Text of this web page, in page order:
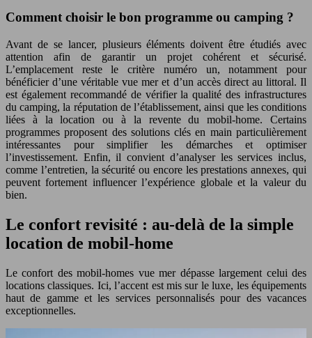
Comment choisir le bon programme ou camping ?
Avant de se lancer, plusieurs éléments doivent être étudiés avec
attention afin de garantir un projet cohérent et sécurisé.
L’emplacement reste le critère numéro un, notamment pour
bénéficier d’une véritable vue mer et d’un accès direct au littoral. Il
est également recommandé de vérifier la qualité des infrastructures
du camping, la réputation de l’établissement, ainsi que les conditions
liées à la location ou à la revente du mobil-home. Certains
programmes proposent des solutions clés en main particulièrement
intéressantes pour simplifier les démarches et optimiser
l’investissement. Enfin, il convient d’analyser les services inclus,
comme l’entretien, la sécurité ou encore les prestations annexes, qui
peuvent fortement influencer l’expérience globale et la valeur du
bien.
Le confort revisité : au-delà de la simple
location de mobil-home
Le confort des mobil-homes vue mer dépasse largement celui des
locations classiques. Ici, l’accent est mis sur le luxe, les équipements
haut de gamme et les services personnalisés pour des vacances
exceptionnelles.